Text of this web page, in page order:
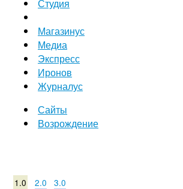
Студия
Магазинус
Медиа
Экспресс
Иронов
Журналус
Сайты
Возрождение
1.0 2.0 3.0